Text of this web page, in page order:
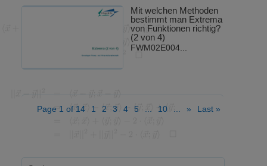
Mit welchen Methoden
bestimmt man Extrema
von Funktionen richtig?
(2 von 4)
FWM02E004...
Page 1 of 14 1 2 3 4 5 10 » Last »